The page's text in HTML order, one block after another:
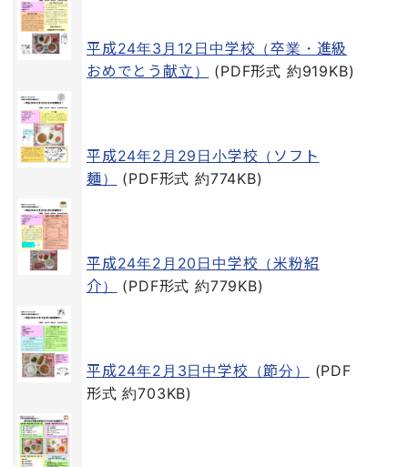
平成24年3月12日中学校（卒業・進級
おめでとう献立）
(PDF形式 約919KB)
平成24年2月29日小学校（ソフト
麺）
(PDF形式 約774KB)
平成24年2月20日中学校（米粉紹
介）
(PDF形式 約779KB)
平成24年2月3日中学校（節分）
(PDF
形式 約703KB)